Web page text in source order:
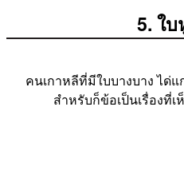
5. ใ
คนเกาหลีที่มีใบบางบาง ได่แ
สำหรับก็ข้อเป็นเรื่องที่